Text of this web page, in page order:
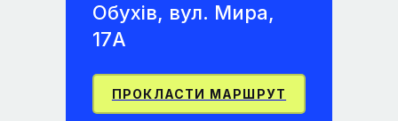
Обухів, вул. Мира,
17А
ПРОКЛАСТИ МАРШРУТ